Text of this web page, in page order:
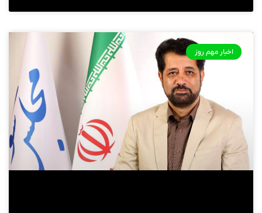
اخبار مهم روز